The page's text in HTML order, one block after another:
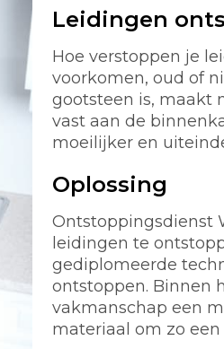
Leidingen
Hoe verstoppen je
voorkomen, oud of
gootsteen is, maakt
vast aan de
moeilijker en
Oplossing
Ontstoppingsdienst
leidingen te
gediplomeerde
ontstoppen. Binnen
vakmanschap een
materiaal om zo